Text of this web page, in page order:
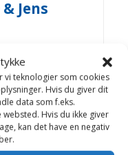
vi teknologier som cookies
Hvis du giver dit
data som f.eks.
Hvis du ikke giver
kan det have en negativ
Jens
med dygtige
og leder af
Helsinge
hverdag med
-som